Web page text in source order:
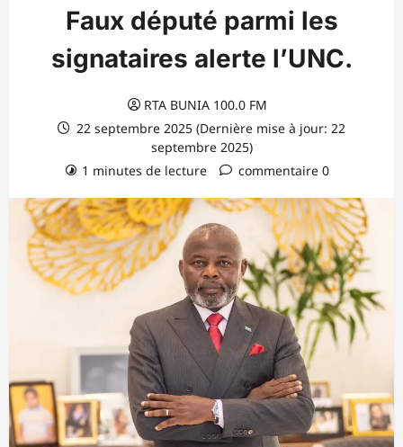
Faux député parmi les
signataires alerte l’UNC.
RTA BUNIA 100.0 FM
22 septembre 2025 (Dernière mise à jour: 22
septembre 2025)
1 minutes de lecture
commentaire 0